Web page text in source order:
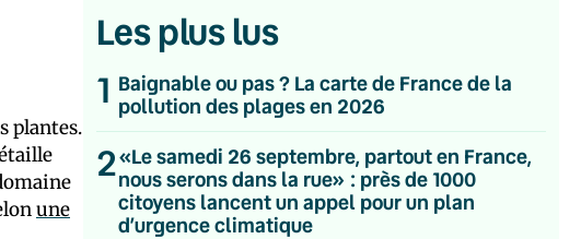
plantes.
une
Les plus lus
1 Baignable ou pas ? La carte de France de la
pollution des plages en 2026
2«Le samedi 26 septembre, partout en France,
nous serons dans la rue» : près de 1000
citoyens lancent un appel pour un plan
d’urgence climatique